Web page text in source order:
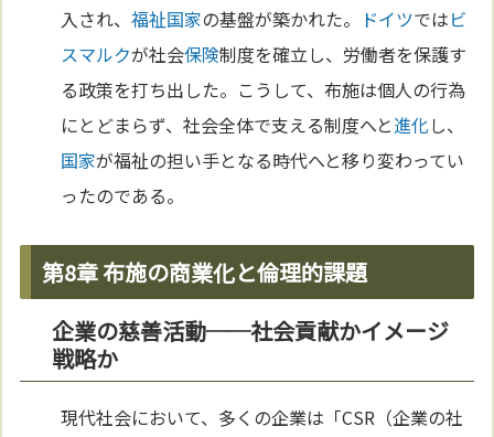
入され、福祉国家の基盤が築かれた。 ドイツではビ
スマルクが社会保険制度を確立し、労働者を保護す
る政策を打ち出した。こうして、布施は個人の行為
にとどまらず、社会全体で支える制度へと進化し、
国家が福祉の担い手となる時代へと移り変わってい
ったのである。
第8章 布施の商業化と倫理的課題
企業の慈善活動──社会貢献かイメージ
戦略か
現代社会において、多くの企業は「CSR（企業の社